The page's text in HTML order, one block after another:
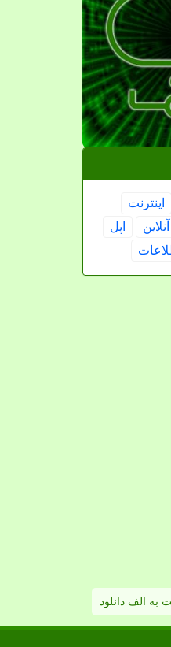
اینترنت
آنلاین
اپل
به الف دانلود